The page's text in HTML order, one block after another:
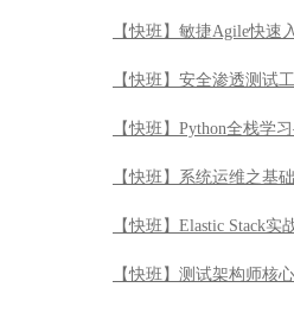
【快班】测试架构师核心
【快班】python网络爬
【快班】locust性能测试
【快班】大话流式处理
【快班】PyTorch – 深度
【快班】MySQL高可用